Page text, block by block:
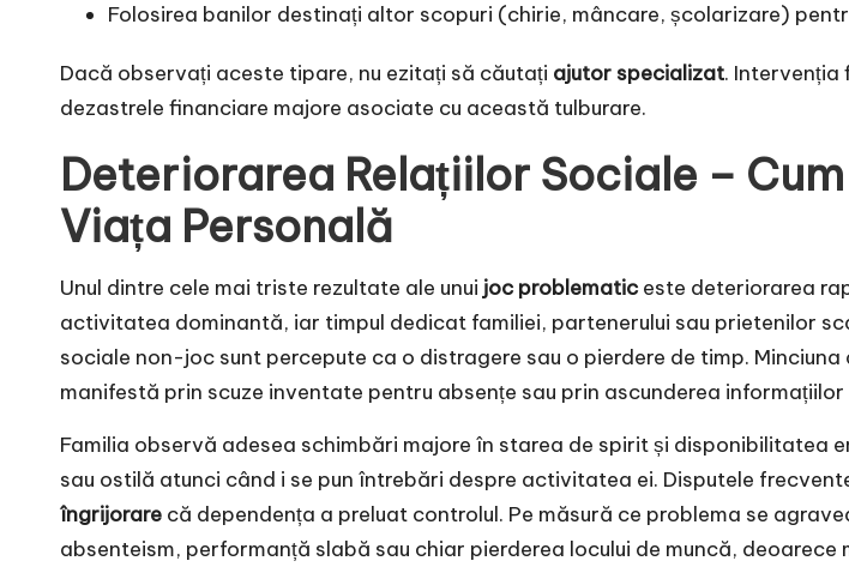
Folosirea banilor destinați altor scopuri (chirie, mâncare, școlarizare)
Dacă observați aceste tipare, nu ezitați să căutați ajutor specializat.
dezastrele financiare majore asociate cu această tulburare.
Deteriorarea Relațiilor Sociale –
Viața Personală
Unul dintre cele mai triste rezultate ale unui joc problematic este deteriorarea
activitatea dominantă, iar timpul dedicat familiei, partenerului sau prietenilor
sociale non-joc sunt percepute ca o distragere sau o pierdere de timp.
manifestă prin scuze inventate pentru absențe sau prin ascunderea
Familia observă adesea schimbări majore în starea de spirit și disponibilitatea
sau ostilă atunci când i se pun întrebări despre activitatea ei. Disputele
îngrijorare că dependența a preluat controlul. Pe măsură ce problema se
absenteism, performanță slabă sau chiar pierderea locului de muncă,